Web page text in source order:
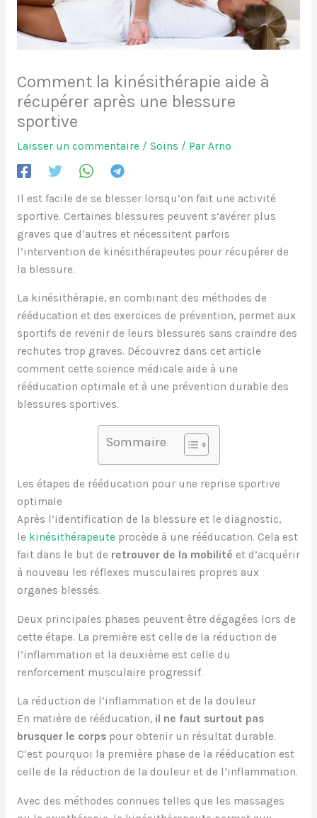
Comment la kinésithérapie aide à
récupérer après une blessure
sportive
Laisser un commentaire / Soins / Par Arno
Il est facile de se blesser lorsqu’on fait une activité
sportive. Certaines blessures peuvent s’avérer plus
graves que d’autres et nécessitent parfois
l’intervention de kinésithérapeutes pour récupérer de
la blessure.
La kinésithérapie, en combinant des méthodes de
rééducation et des exercices de prévention, permet aux
sportifs de revenir de leurs blessures sans craindre des
rechutes trop graves. Découvrez dans cet article
comment cette science médicale aide à une
rééducation optimale et à une prévention durable des
blessures sportives.
Sommaire
Les étapes de rééducation pour une reprise sportive
optimale
Après l’identification de la blessure et le diagnostic,
le kinésithérapeuteprocède à une rééducation. Cela est
fait dans le but de retrouver de la mobilité et d’acquérir
à nouveau les réflexes musculaires propres aux
organes blessés.
Deux principales phases peuvent être dégagées lors de
cette étape. La première est celle de la réduction de
l’inflammation et la deuxième est celle du
renforcement musculaire progressif.
La réduction de l’inflammation et de la douleur
En matière de rééducation, il ne faut surtout pas
brusquer le corpspour obtenir un résultat durable.
C’est pourquoi la première phase de la rééducation est
celle de la réduction de la douleur et de l’inflammation.
Avec des méthodes connues telles que les massages